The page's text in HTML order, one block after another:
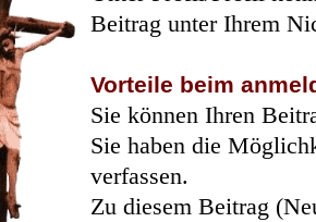
Beitrag unter Ihrem
Vorteile beim
Sie können Ihren
Sie haben die
verfassen.
Zu diesem Beitrag